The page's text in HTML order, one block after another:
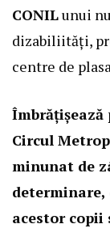
CONILunui
dizabiliități,
centre de
Circul
minunat de
determinare,
acestor copii